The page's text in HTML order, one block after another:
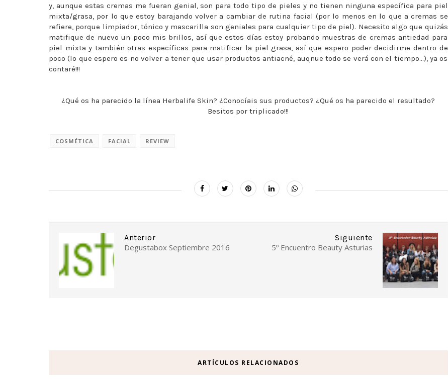
y, aunque estas cremas me fueran genial, son para todo tipo de pieles y no tienen ninguna específica para piel
mixta/grasa, por lo que estoy barajando volver a cambiar de rutina facial (por lo menos en lo que a cremas se
refiere, porque limpiador, tónico y mascarilla son geniales para cualquier tipo de piel). Necesito algo que quizás
matifique de nuevo un poco mis brillos, así que estos días estoy probando muestras de cremas antiedad para
piel mixta y también otras específicas para matificar la piel grasa, así que espero poder decidirme dentro de
poco (lo que espero es no volver a tener que usar productos antiacné, auqnue todo se verá con el tiempo...), ya os
contaré!!!
¿Qué os ha parecido la línea Herbalife Skin? ¿Conocíais sus productos? ¿Qué os ha parecido el resultado?
Besitos por triplicado!!!
COSMÉTICA FACIAL REVIEW
Siguiente
5º Encuentro Beauty Asturias
Anterior
Degustabox Septiembre 2016
ARTÍCULOS RELACIONADOS